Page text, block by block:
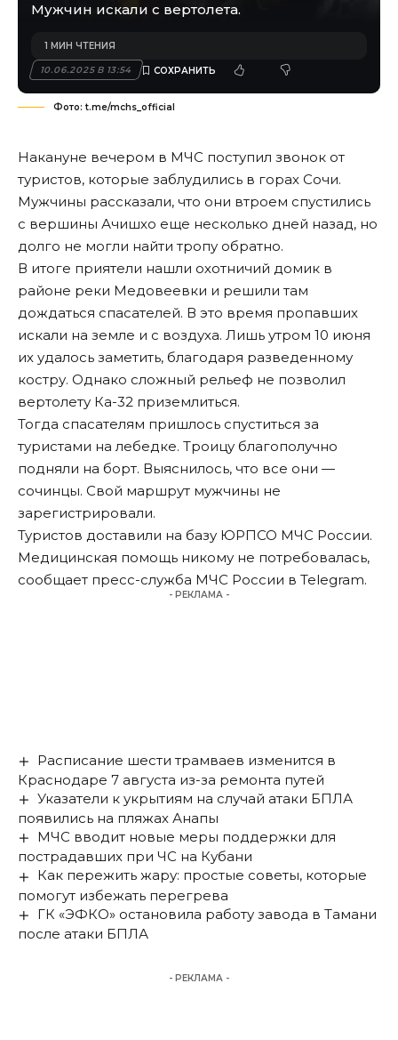
Мужчин искали с вертолета.
10.06.2025 В 13:54
1 МИН ЧТЕНИЯ
Фото: t.me/mchs_official
Накануне вечером в МЧС поступил звонок от
туристов, которые заблудились в горах Сочи.
Мужчины рассказали, что они втроем спустились
с вершины Ачишхо еще несколько дней назад, но
долго не могли найти тропу обратно.
В итоге приятели нашли охотничий домик в
районе реки Медовеевки и решили там
дождаться спасателей. В это время пропавших
искали на земле и с воздуха. Лишь утром 10 июня
их удалось заметить, благодаря разведенному
костру. Однако сложный рельеф не позволил
вертолету Ка-32 приземлиться.
Тогда спасателям пришлось спуститься за
туристами на лебедке. Троицу благополучно
подняли на борт. Выяснилось, что все они —
сочинцы. Свой маршрут мужчины не
зарегистрировали.
Туристов доставили на базу ЮРПСО МЧС России.
Медицинская помощь никому не потребовалась,
сообщает пресс-служба МЧС России в Telegram.
- РЕКЛАМА -
Расписание шести трамваев изменится в
Краснодаре 7 августа из-за ремонта путей
Указатели к укрытиям на случай атаки БПЛА
появились на пляжах Анапы
МЧС вводит новые меры поддержки для
пострадавших при ЧС на Кубани
Как пережить жару: простые советы, которые
помогут избежать перегрева
ГК «ЭФКО» остановила работу завода в Тамани
после атаки БПЛА
- РЕКЛАМА -